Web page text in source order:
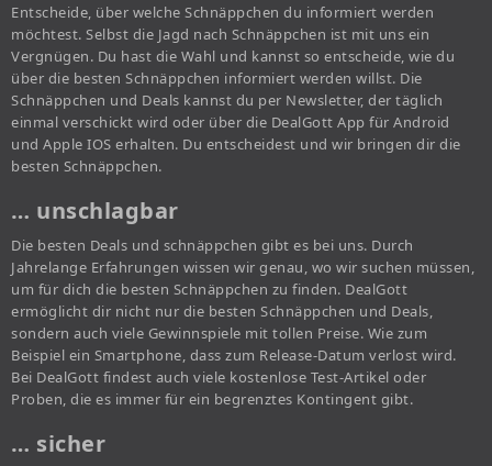
Entscheide, über welche Schnäppchen du informiert werden
möchtest. Selbst die Jagd nach Schnäppchen ist mit uns ein
Vergnügen. Du hast die Wahl und kannst so entscheide, wie du
über die besten Schnäppchen informiert werden willst. Die
Schnäppchen und Deals kannst du per Newsletter, der täglich
einmal verschickt wird oder über die DealGott App für Android
und Apple IOS erhalten. Du entscheidest und wir bringen dir die
besten Schnäppchen.
… unschlagbar
Die besten Deals und schnäppchen gibt es bei uns. Durch
Jahrelange Erfahrungen wissen wir genau, wo wir suchen müssen,
um für dich die besten Schnäppchen zu finden. DealGott
ermöglicht dir nicht nur die besten Schnäppchen und Deals,
sondern auch viele Gewinnspiele mit tollen Preise. Wie zum
Beispiel ein Smartphone, dass zum Release-Datum verlost wird.
Bei DealGott findest auch viele kostenlose Test-Artikel oder
Proben, die es immer für ein begrenztes Kontingent gibt.
… sicher